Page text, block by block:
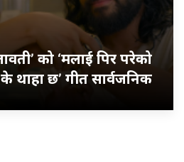
को ‘मलाई पिर परेको
के थाहा छ’ गीत सार्वजनिक